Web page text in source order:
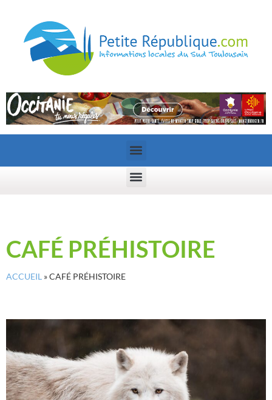
CAFÉ PRÉHISTOIRE
ACCUEIL »CAFÉ PRÉHISTOIRE